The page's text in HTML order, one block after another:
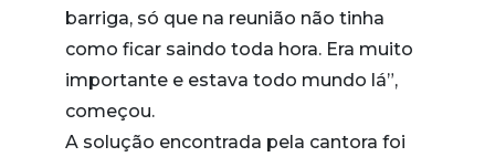
barriga, só que na reunião não tinha
como ficar saindo toda hora. Era muito
importante e estava todo mundo lá”,
começou.
A solução encontrada pela cantora foi